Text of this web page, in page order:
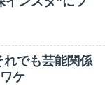
でも芸能関係
ケ